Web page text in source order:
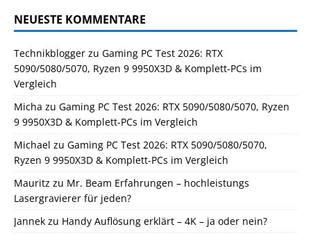
NEUESTE KOMMENTARE
Technikblogger zu Gaming PC Test 2026: RTX
5090/5080/5070, Ryzen 9 9950X3D & Komplett-PCs im
Vergleich
Micha zu Gaming PC Test 2026: RTX 5090/5080/5070, Ryzen
9 9950X3D & Komplett-PCs im Vergleich
Michael zu Gaming PC Test 2026: RTX 5090/5080/5070,
Ryzen 9 9950X3D & Komplett-PCs im Vergleich
Mauritz zu Mr. Beam Erfahrungen – hochleistungs
Lasergravierer für jeden?
Jannek zu Handy Auflösung erklärt – 4K – ja oder nein?